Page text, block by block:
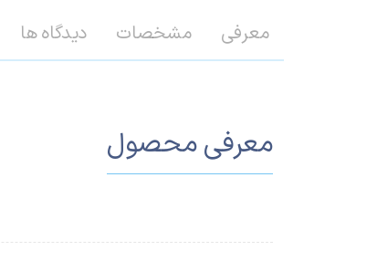
معرفی مشخصات دیدگاه ها
معرفی محصول